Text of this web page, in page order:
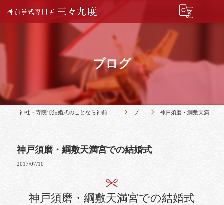
ブログ
神社・寺院で結婚式のことなら神前挙式専門店三々九度 ブログ 神戸須磨・綱敷天満宮での結婚式
神戸須磨・綱敷天満宮での結婚式
2017/07/10
神戸須磨・綱敷天満宮での結婚式